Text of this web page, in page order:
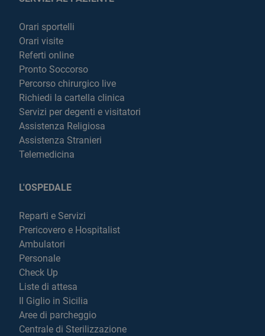
Orari sportelli
Orari visite
Referti online
Pronto Soccorso
Percorso chirurgico live
Richiedi la cartella clinica
Servizi per degenti e visitatori
Assistenza Religiosa
Assistenza Stranieri
Telemedicina
L'OSPEDALE
Reparti e Servizi
Prericovero e Hospitalist
Ambulatori
Personale
Check Up
Liste di attesa
Il Giglio in Sicilia
Aree di parcheggio
Centrale di Sterilizzazione